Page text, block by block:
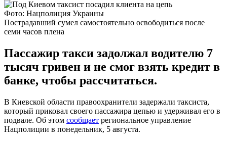
Фото: Нацполиция Украины
Пострадавший сумел самостоятельно освободиться после
семи часов плена
Пассажир такси задолжал водителю 7
тысяч гривен и не смог взять кредит в
банке, чтобы рассчитаться.
В Киевской области правоохранители задержали таксиста,
который приковал своего пассажира цепью и удерживал его в
подвале. Об этом сообщает региональное управление
Нацполиции в понедельник, 5 августа.